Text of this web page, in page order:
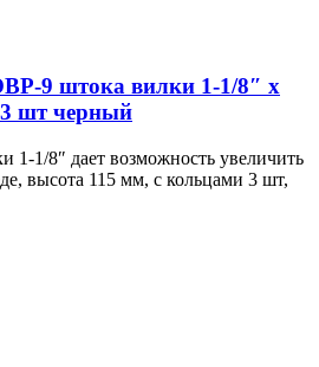
9 штока вилки 1-1/8″ х
шт черный
1-1/8″ дает возможность увеличить
высота 115 мм, с кольцами 3 шт,